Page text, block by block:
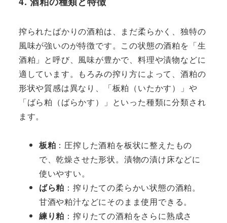
搾られたばかりの酒粕は、まだ柔らかく、独特の
風味が強いのが特徴です。この状態の酒粕を「生
酒粕」と呼び、風味が豊かで、料理や漬物などに
適しています。もろみの搾り方によって、酒粕の
形状や質感は異なり、「板粕（いたかす）」や
「ばら粕（ばらかす）」といった種類に分類され
ます。
板粕 ：圧搾した酒粕を板状に整えたもの
で、乾燥させた形状。漬物の漬け床などに
使いやすい。
ばら粕 ：搾りたての柔らかい状態の酒粕。
甘酒や粕汁などにそのまま使用できる。
練り粕 ：搾りたての酒粕をさらに熟成さ